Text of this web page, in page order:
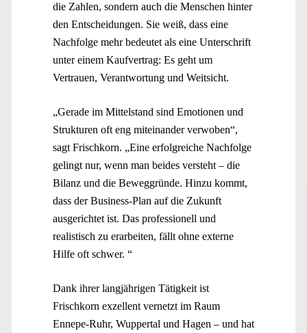
die Zahlen, sondern auch die Menschen hinter
den Entscheidungen. Sie weiß, dass eine
Nachfolge mehr bedeutet als eine Unterschrift
unter einem Kaufvertrag: Es geht um
Vertrauen, Verantwortung und Weitsicht.
„Gerade im Mittelstand sind Emotionen und
Strukturen oft eng miteinander verwoben“,
sagt Frischkorn. „Eine erfolgreiche Nachfolge
gelingt nur, wenn man beides versteht – die
Bilanz und die Beweggründe. Hinzu kommt,
dass der Business-Plan auf die Zukunft
ausgerichtet ist. Das professionell und
realistisch zu erarbeiten, fällt ohne externe
Hilfe oft schwer. “
Dank ihrer langjährigen Tätigkeit ist
Frischkorn exzellent vernetzt im Raum
Ennepe-Ruhr, Wuppertal und Hagen – und hat